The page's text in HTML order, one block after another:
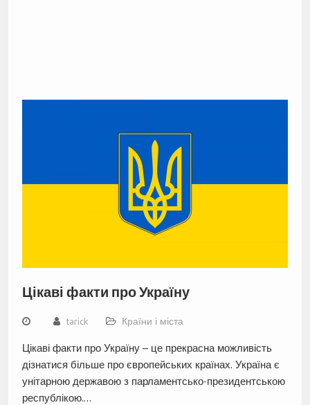
Цікаві факти про Україну
tarick Країни і міста
Цікаві факти про Україну – це прекрасна можливість
дізнатися більше про європейських країнах. Україна є
унітарною державою з парламентсько-президентською
республікою.…